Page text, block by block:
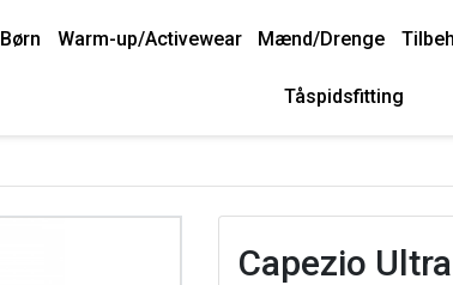
Børn Warm-up/Activewear Mænd/Drenge
Tåspidsfitting
Capezio